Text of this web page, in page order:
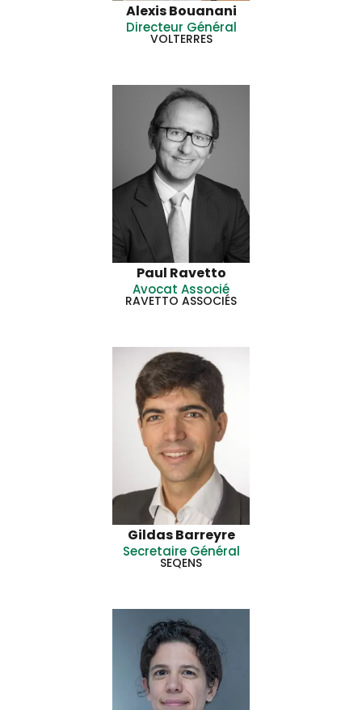
Alexis Bouanani
Directeur Général
VOLTERRES
Paul Ravetto
Avocat Associé
RAVETTO ASSOCIÉS
Gildas Barreyre
Secretaire Général
SEQENS